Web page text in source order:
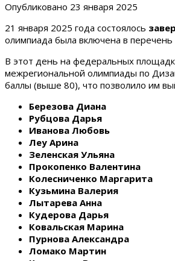
Опубликовано 23 января 2025
21 января 2025 года состоялось
олимпиада была включена в
В этот день на федеральных
межрегиональной олимпиады по
баллы (выше 80), что позволило им
Березова Диана
Рубцова Дарья
Иванова Любовь
Леу Арина
Зеленская Ульяна
Прокопенко Валентина
Колесниченко Маргарита
Кузьмина Валерия
Лытарева Анна
Кудерова Дарья
Ковальская Марина
Пурнова Александра
Ломако Мартин